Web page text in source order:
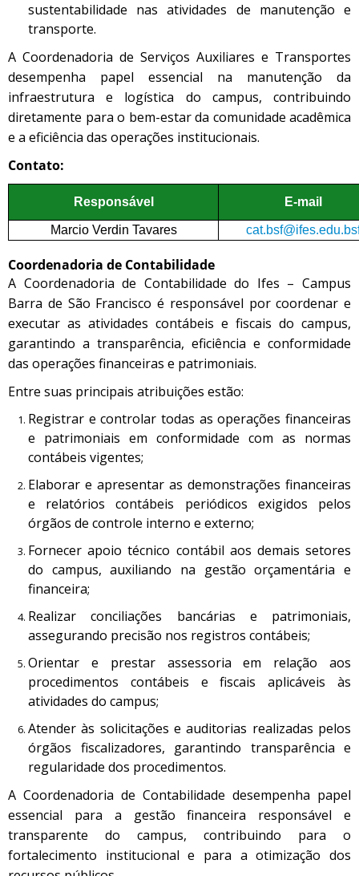
sustentabilidade nas atividades de manutenção e
transporte.
A Coordenadoria de Serviços Auxiliares e Transportes
desempenha papel essencial na manutenção da
infraestrutura e logística do campus, contribuindo
diretamente para o bem-estar da comunidade acadêmica
e a eficiência das operações institucionais.
Contato:
Responsável E-mail
Marcio Verdin Tavares
Coordenadoria de Contabilidade
A Coordenadoria de Contabilidade do Ifes – Campus
Barra de São Francisco é responsável por coordenar e
executar as atividades contábeis e fiscais do campus,
garantindo a transparência, eficiência e conformidade
das operações financeiras e patrimoniais.
Entre suas principais atribuições estão:
Registrar e controlar todas as operações financeiras
e patrimoniais em conformidade com as normas
contábeis vigentes;
Elaborar e apresentar as demonstrações financeiras
e relatórios contábeis periódicos exigidos pelos
órgãos de controle interno e externo;
Fornecer apoio técnico contábil aos demais setores
do campus, auxiliando na gestão orçamentária e
financeira;
Realizar conciliações bancárias e patrimoniais,
assegurando precisão nos registros contábeis;
Orientar e prestar assessoria em relação aos
procedimentos contábeis e fiscais aplicáveis às
atividades do campus;
Atender às solicitações e auditorias realizadas pelos
órgãos fiscalizadores, garantindo transparência e
regularidade dos procedimentos.
A Coordenadoria de Contabilidade desempenha papel
essencial para a gestão financeira responsável e
transparente do campus, contribuindo para o
fortalecimento institucional e para a otimização dos